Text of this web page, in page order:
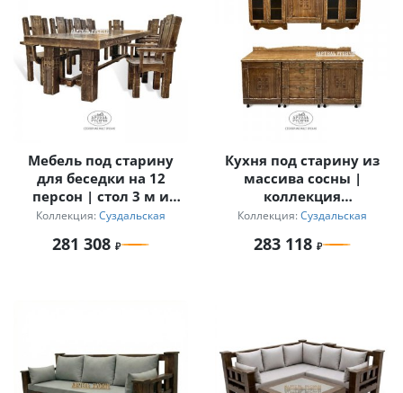
Мебель под старину
для беседки на 12
персон | стол 3 м и
кресла с
«Суздальский»
Коллекция: Суздальская
281 308
Кухня под старину из
массива сосны |
коллекция
«Суздальская»
Коллекция: Суздальская
283 118